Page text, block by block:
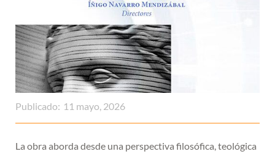
Publicado: 11 mayo, 2026
La obra aborda desde una perspectiva filosófica, teológica